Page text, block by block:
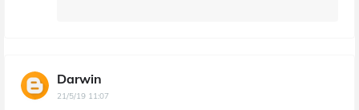
Darwin
21/5/19 11:07